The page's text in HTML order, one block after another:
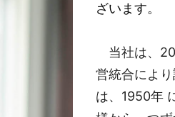
ざいます。
当社は、
営統合によ
は、1950年